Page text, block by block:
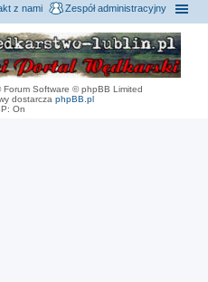
Zespół administracyjny
z nami
Forum Software © phpBB Limited
dostarcza phpBB.pl
On